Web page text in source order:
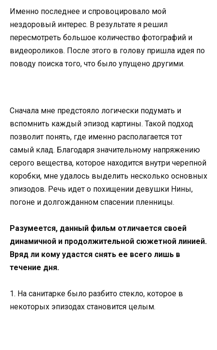
Именно последнее и спровоцировало мой
нездоровый интерес. В результате я решил
пересмотреть большое количество фотографий и
видеороликов. После этого в голову пришла идея по
поводу поиска того, что было упущено другими.
Сначала мне предстояло логически подумать и
вспомнить каждый эпизод картины. Такой подход
позволит понять, где именно располагается тот
самый клад. Благодаря значительному напряжению
серого вещества, которое находится внутри черепной
коробки, мне удалось выделить несколько основных
эпизодов. Речь идет о похищении девушки Нины,
погоне и долгожданном спасении пленницы.
Разумеется, данный фильм отличается своей
динамичной и продолжительной сюжетной линией.
Вряд ли кому удастся снять ее всего лишь в
течение дня.
1. На санитарке было разбито стекло, которое в
некоторых эпизодах становится целым.